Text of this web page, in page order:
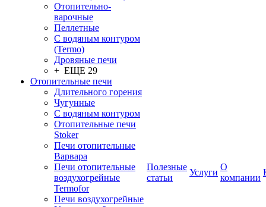
Отопительно-
варочные
Пеллетные
С водяным контуром
(Termo)
Дровяные печи
+ ЕЩЕ 29
Отопительные печи
Длительного горения
Чугунные
C водяным контуром
Отопительные печи
Stoker
Печи отопительные
Варвара
Печи отопительные
воздухогрейные
Termofor
Печи воздухогрейные
Полезные
статьи
Услуги
О
компании